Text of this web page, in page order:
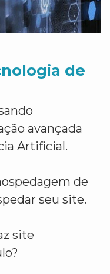
de
avançada
Artificial.
de
seu site.
site